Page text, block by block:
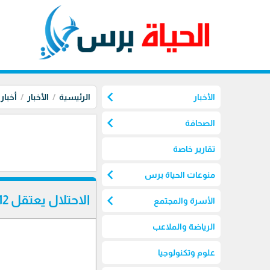
الأخبار chevron_left
الصحافة chevron_left
تقارير خاصة
منوعات الحياة برس chevron_left
الأسرة والمجتمع chevron_left
الرياضة والملاعب
علوم وتكنولوجيا
الرئيسية الأخبار أخبار
الاحتلال يعتقل 12 مواطنا من الضفة الغربية